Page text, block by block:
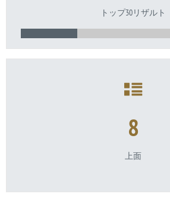
トップ30リザルト
8
上面